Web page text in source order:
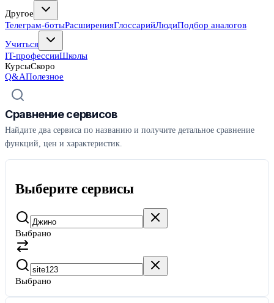
Другое
Телеграм-ботыРасширенияГлоссарийЛюдиПодбор аналогов
Учиться
IT-профессииШколы
КурсыСкоро
Q&AПолезное
Сравнение сервисов
Найдите два сервиса по названию и получите детальное сравнение
функций, цен и характеристик.
Выберите сервисы
Выбрано
Выбрано